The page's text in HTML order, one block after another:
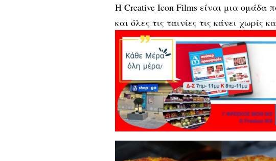
Η Creative Icon Filmsείναι μια ομάδα
και όλες τις ταινίες τις κάνει χωρίς